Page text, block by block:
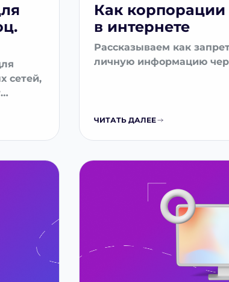
сетей,
Как корпорации
в интернете
Рассказываем как
личную информацию
ЧИТАТЬ ДАЛЕЕ